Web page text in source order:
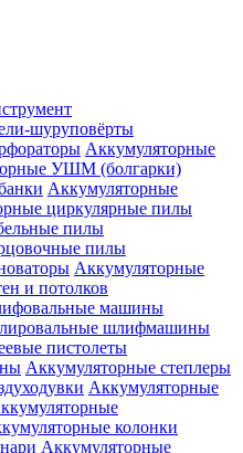
шуруповёрты
Аккумуляторные
УШМ (болгарки)
Аккумуляторные
циркулярные пилы
пилы
пилы
Аккумуляторные
и потолков
машины
шлифмашины
пистолеты
Аккумуляторные степлеры
Аккумуляторные
колонки
Аккумуляторные